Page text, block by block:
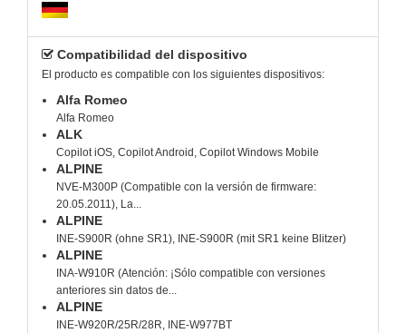
Compatibilidad del dispositivo
El producto es compatible con los siguientes dispositivos:
Alfa Romeo
Alfa Romeo
ALK
Copilot iOS, Copilot Android, Copilot Windows Mobile
ALPINE
NVE-M300P (Compatible con la versión de firmware:
20.05.2011), La...
ALPINE
INE-S900R (ohne SR1), INE-S900R (mit SR1 keine Blitzer)
ALPINE
INA-W910R (Atención: ¡Sólo compatible con versiones
anteriores sin datos de...
ALPINE
INE-W920R/25R/28R, INE-W977BT